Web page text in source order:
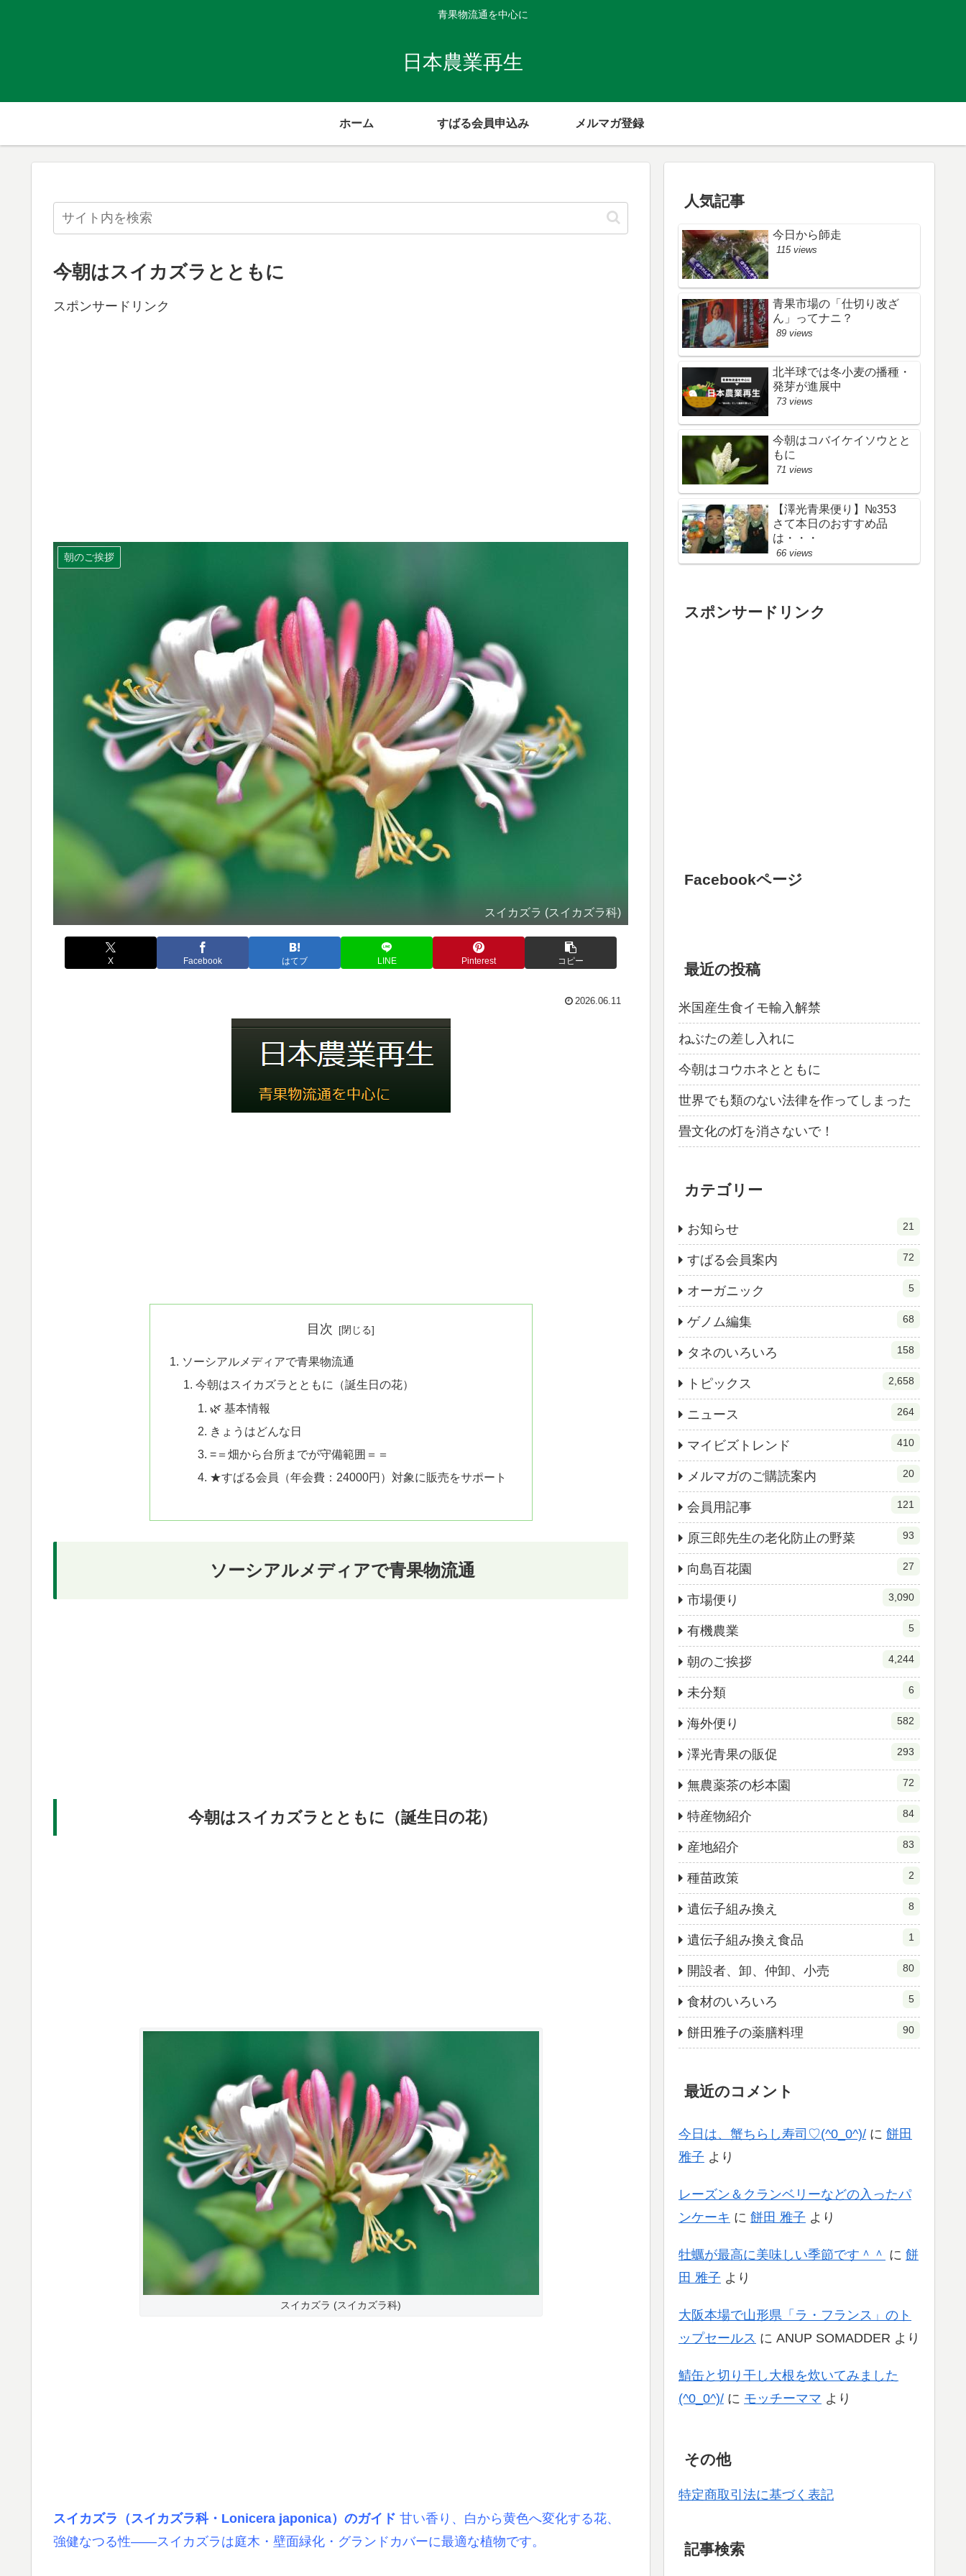
青果物流通を中心に
日本農業再生
ホーム すばる会員申込み メルマガ登録
今朝はスイカズラとともに
スポンサードリンク
朝のご挨拶
スイカズラ (スイカズラ科)
X Facebook はてブ LINE Pinterest コピー
2026.06.11
目次
ソーシアルメディアで青果物流通
今朝はスイカズラとともに（誕生日の花）
🌿 基本情報
きょうはどんな日
=＝畑から台所までが守備範囲＝＝
★すばる会員（年会費：24000円）対象に販売をサポート
ソーシアルメディアで青果物流通
今朝はスイカズラとともに（誕生日の花）
スイカズラ (スイカズラ科)
スイカズラ（スイカズラ科・Lonicera japonica）のガイド 甘い香り、白から黄色へ変化する花、
強健なつる性――スイカズラは庭木・壁面緑化・グランドカバーに最適な植物です。
人気記事
今日から師走
115 views
青果市場の「仕切り改ざ
ん」ってナニ？
89 views
北半球では冬小麦の播種・
発芽が進展中
73 views
今朝はコバイケイソウとと
もに
71 views
【澤光青果便り】№353
さて本日のおすすめ品
は・・・
66 views
スポンサードリンク
Facebookページ
最近の投稿
米国産生食イモ輸入解禁
ねぶたの差し入れに
今朝はコウホネとともに
世界でも類のない法律を作ってしまった
畳文化の灯を消さないで！
カテゴリー
お知らせ 21
すばる会員案内 72
オーガニック 5
ゲノム編集 68
タネのいろいろ 158
トピックス 2,658
ニュース 264
マイビズトレンド 410
メルマガのご購読案内 20
会員用記事 121
原三郎先生の老化防止の野菜 93
向島百花園 27
市場便り 3,090
有機農業 5
朝のご挨拶 4,244
未分類 6
海外便り 582
澤光青果の販促 293
無農薬茶の杉本園 72
特産物紹介 84
産地紹介 83
種苗政策 2
遺伝子組み換え 8
遺伝子組み換え食品 1
開設者、卸、仲卸、小売 80
食材のいろいろ 5
餅田雅子の薬膳料理 90
最近のコメント
今日は、蟹ちらし寿司♡(^0_0^)/ に 餅田
雅子 より
レーズン＆クランベリーなどの入ったパ
ンケーキ に 餅田 雅子 より
牡蠣が最高に美味しい季節です＾＾ に 餅
田 雅子 より
大阪本場で山形県「ラ・フランス」のト
ップセールス に ANUP SOMADDER より
鯖缶と切り干し大根を炊いてみました
(^0_0^)/ に モッチーママ より
その他
特定商取引法に基づく表記
記事検索